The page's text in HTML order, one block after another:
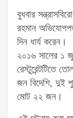
বুধবার
রহমান
দিন ধার্য করেন।
২০১৬ সালের ১
রেস্টুরেন্টটিতে
জন বিদেশি, দুই
মোট ২২ জন।